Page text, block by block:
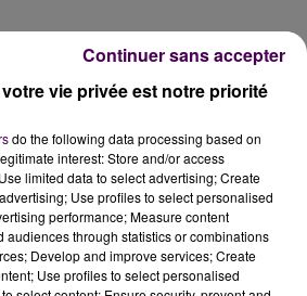
SCOLAIRES EN EURE-
car -régulier ou scolaire- ne
de la journée. EnLoir-et-
scolairedans les secteurs
et Beauce-la-Romaine-les
sont"informées directement par
.
vie privée est notre priorité
do the following data processing based on
interest: Store and/or access
limited data to select advertising; Create
Use profiles to select personalised
performance; Measure content
audiences through statistics or combinations
Develop and improve services; Create
Use profiles to select personalised
Continuer sans accepter